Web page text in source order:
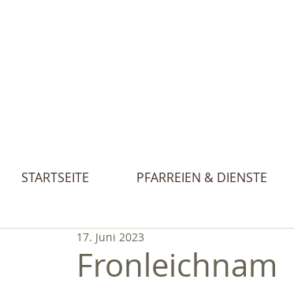
STARTSEITE PFARREIEN & DIENSTE
Fronleichnam
17. Juni 2023